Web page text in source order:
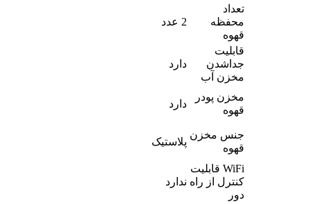
تعداد
محفظه
قهوه
2 عدد
قابلیت
جداشدن
مخزن آب
دارد
مخزن پودر
قهوه
دارد
جنس مخزن
قهوه
پلاستیک
WiFi قابلیت
کنترل از راه
دور
ندارد